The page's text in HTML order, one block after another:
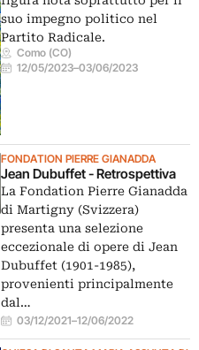
suo impegno politico nel
Partito Radicale.
Como (CO)
12/05/2023–03/06/2023
FONDATION PIERRE GIANADDA
Jean Dubuffet - Retrospettiva
La Fondation Pierre Gianadda
di Martigny (Svizzera)
presenta una selezione
eccezionale di opere di Jean
Dubuffet (1901-1985),
provenienti principalmente
dal…
03/12/2021–12/06/2022